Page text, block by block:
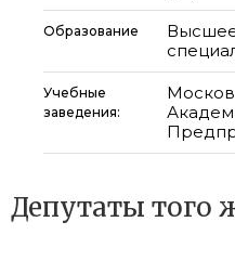
Образование
Учебные
заведения:
Депутаты того